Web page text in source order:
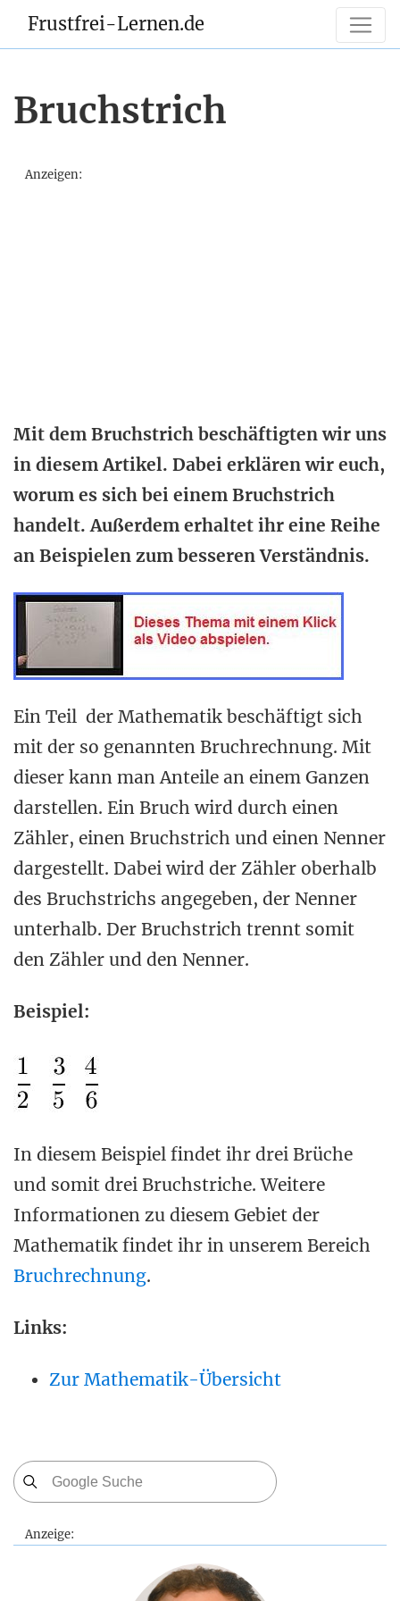
Frustfrei-Lernen.de
Bruchstrich
Anzeigen:
Mit dem Bruchstrich beschäftigten wir uns
in diesem Artikel. Dabei erklären wir euch,
worum es sich bei einem Bruchstrich
handelt. Außerdem erhaltet ihr eine Reihe
an Beispielen zum besseren Verständnis.
Ein Teil der Mathematik beschäftigt sich
mit der so genannten Bruchrechnung. Mit
dieser kann man Anteile an einem Ganzen
darstellen. Ein Bruch wird durch einen
Zähler, einen Bruchstrich und einen Nenner
dargestellt. Dabei wird der Zähler oberhalb
des Bruchstrichs angegeben, der Nenner
unterhalb. Der Bruchstrich trennt somit
den Zähler und den Nenner.
Beispiel:
In diesem Beispiel findet ihr drei Brüche
und somit drei Bruchstriche. Weitere
Informationen zu diesem Gebiet der
Mathematik findet ihr in unserem Bereich
Bruchrechnung.
Links:
Zur Mathematik-Übersicht
Anzeige: